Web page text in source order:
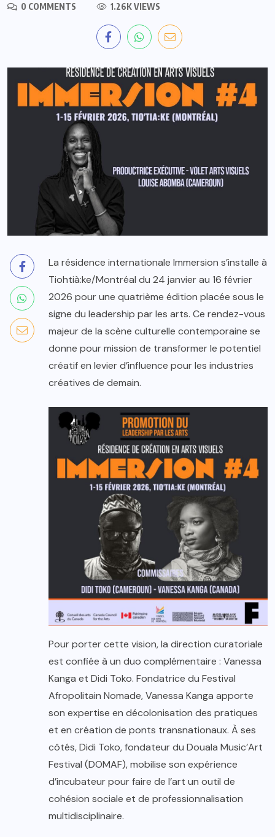
0 COMMENTS
1.26K VIEWS
La résidence internationale Immersion s’installe à
Tiohtià:ke/Montréal du 24 janvier au 16 février
2026 pour une quatrième édition placée sous le
signe du leadership par les arts. Ce rendez-vous
majeur de la scène culturelle contemporaine se
donne pour mission de transformer le potentiel
créatif en levier d’influence pour les industries
créatives de demain.
Pour porter cette vision, la direction curatoriale
est confiée à un duo complémentaire : Vanessa
Kanga et Didi Toko. Fondatrice du Festival
Afropolitain Nomade, Vanessa Kanga apporte
son expertise en décolonisation des pratiques
et en création de ponts transnationaux. À ses
côtés, Didi Toko, fondateur du Douala Music’Art
Festival (DOMAF), mobilise son expérience
d’incubateur pour faire de l’art un outil de
cohésion sociale et de professionnalisation
multidisciplinaire.